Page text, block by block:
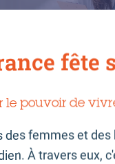
CPLF
fête
le pouvoir de
des femmes et
À travers eux,